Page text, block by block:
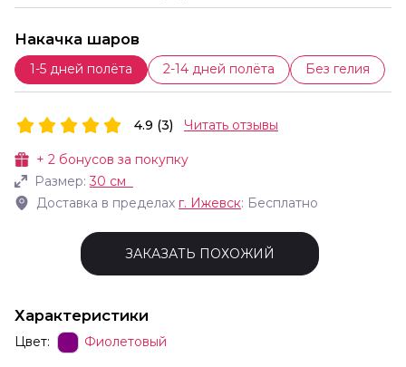
Накачка шаров
1-5 дней полёта 2-14 дней полёта Без гелия
+ 2 бонусов за покупку
Размер:30 см
Доставка в пределах г. Ижевск: Бесплатно
4.9 (3) Читать отзывы
ЗАКАЗАТЬ ПОХОЖИЙ
Характеристики
Цвет: Фиолетовый